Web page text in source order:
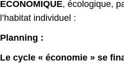
ECONOMIQUE, écologique,
l’habitat individuel :
Planning :
Le cycle « économie » se